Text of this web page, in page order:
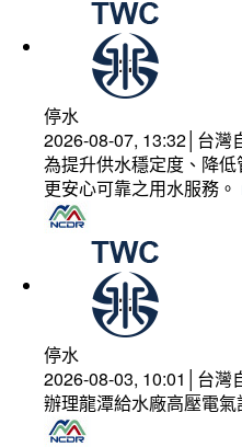
停水
2026-08-07, 13:32│台灣
為提升供水穩定度、降
更安心可靠之用水服務。
停水
2026-08-03, 10:01│台灣
辦理龍潭給水廠高壓電